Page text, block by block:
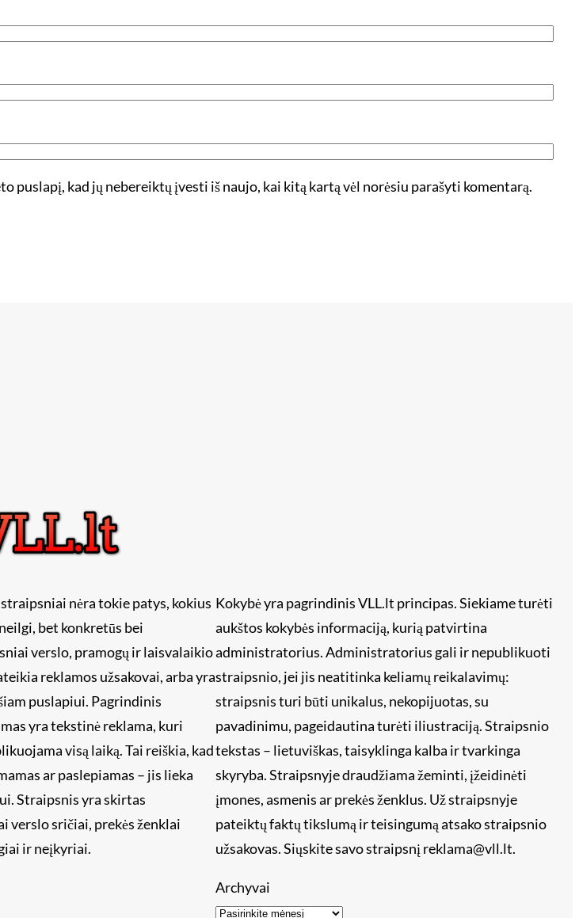
puslapį, kad jų nebereiktų įvesti iš naujo, kai kitą kartą vėl norėsiu parašyti komentarą.
nėra tokie patys, kokius
bet konkretūs bei
verslo, pramogų ir laisvalaikio
reklamos užsakovai, arba yra
puslapiui. Pagrindinis
yra tekstinė reklama, kuri
visą laiką. Tai reiškia, kad
ar paslepiamas – jis lieka
Straipsnis yra skirtas
verslo sričiai, prekės ženklai
ir neįkyriai.
Kokybė yra pagrindinis VLL.lt principas. Siekiame turėti
aukštos kokybės informaciją, kurią patvirtina
administratorius. Administratorius gali ir nepublikuoti
straipsnio, jei jis neatitinka keliamų reikalavimų:
straipsnis turi būti unikalus, nekopijuotas, su
pavadinimu, pageidautina turėti iliustraciją. Straipsnio
tekstas – lietuviškas, taisyklinga kalba ir tvarkinga
skyryba. Straipsnyje draudžiama žeminti, įžeidinėti
įmones, asmenis ar prekės ženklus. Už straipsnyje
pateiktų faktų tikslumą ir teisingumą atsako straipsnio
užsakovas. Siųskite savo straipsnį reklama@vll.lt.
Archyvai